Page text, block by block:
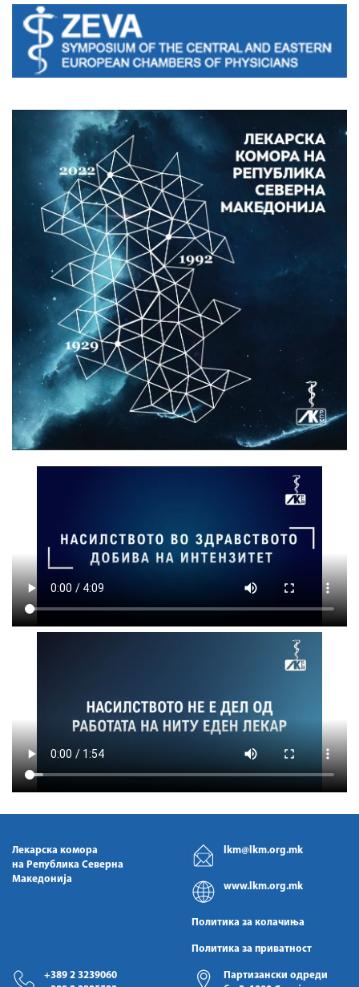
Лекарска комора
на Република Северна
Македонија
lkm@lkm.org.mk
www.lkm.org.mk
Политика за колачиња
Политика за приватност
+389 2 3239060
Партизански одреди